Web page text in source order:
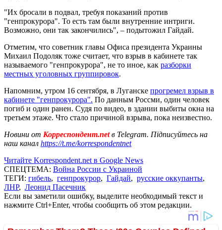
"Их бросали в подвал, требуя показаний против
"генпрокурора". То есть там были внутренние интриги.
Возможно, они так закончились", – подытожил Гайдай.
Отметим, что советник главы Офиса президента Украины
Михаил Подоляк тоже считает, что взрыв в кабинете так
называемого "генпрокурора", не то иное, как разборки
местных уголовных группировок.
Напомним, утром 16 сентября, в Луганске прогремел взрыв в
кабинете "генпрокурора". По данным Россми, один человек
погиб и один ранен. Судя по видео, в здании выбиты окна на
третьем этаже. Что стало причиной взрыва, пока неизвестно.
Новини от Корреспондент.netв Telegram. Підписуйтесь на
наш канал https://t.me/korrespondentnet
Читайте Korrespondent.net в Google News
СПЕЦТЕМА: Война России с Украиной
ТЕГИ: гибель, генпрокурор, Гайдай, русские оккупанты,
ЛНР, Леонид Пасечник
Если вы заметили ошибку, выделите необходимый текст и
нажмите Ctrl+Enter, чтобы сообщить об этом редакции.